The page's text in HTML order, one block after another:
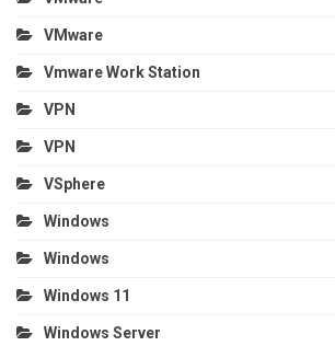
VMware
Vmware Work Station
VPN
VPN
VSphere
Windows
Windows
Windows 11
Windows Server